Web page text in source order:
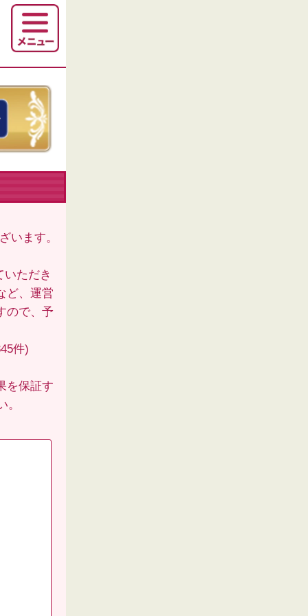
います。
ただき
ど、運営
ので、予
件)
を保証す
。